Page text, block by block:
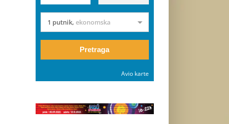
1 putnik, ekonomska
Pretraga
Avio karte